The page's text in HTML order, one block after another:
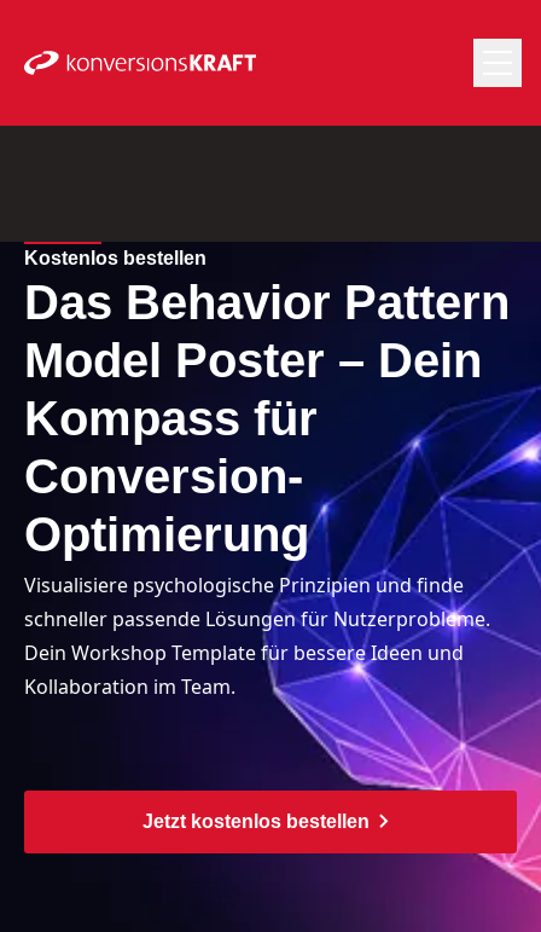
Kostenlos bestellen
Das Behavior Pattern
Model Poster – Dein
Kompass für
Conversion-
Optimierung
Visualisiere psychologische Prinzipien und finde
schneller passende Lösungen für Nutzerprobleme.
Dein Workshop Template für bessere Ideen und
Kollaboration im Team.
Jetzt kostenlos bestellen